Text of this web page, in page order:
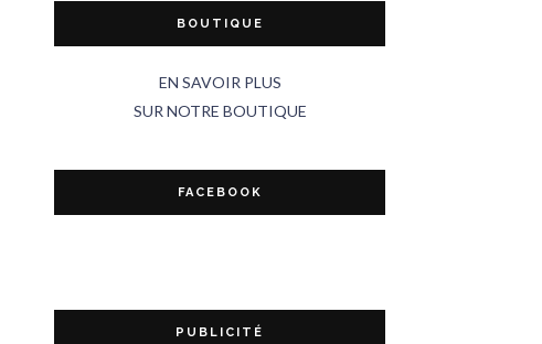
BOUTIQUE
EN SAVOIR PLUS
SUR NOTRE BOUTIQUE
FACEBOOK
PUBLICITÉ